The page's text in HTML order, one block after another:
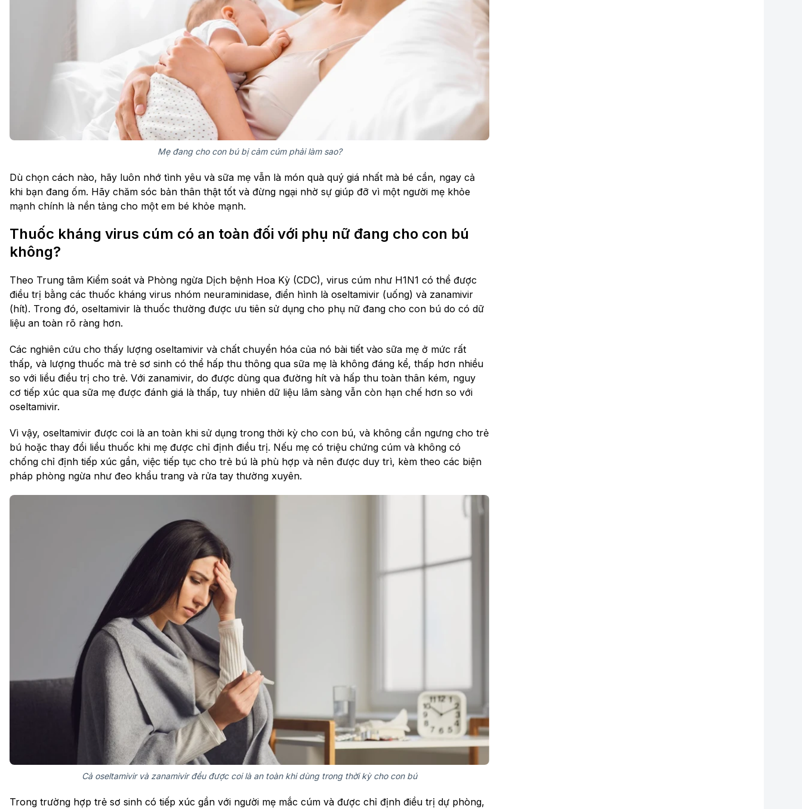
Mẹ đang cho con bú bị cảm cúm phải làm sao?
Dù chọn cách nào, hãy luôn nhớ tình yêu và sữa mẹ vẫn là món quà quý giá nhất mà bé cần, ngay cả
khi bạn đang ốm. Hãy chăm sóc bản thân thật tốt và đừng ngại nhờ sự giúp đỡ vì một người mẹ khỏe
mạnh chính là nền tảng cho một em bé khỏe mạnh.
Thuốc kháng virus cúm có an toàn đối với phụ nữ đang cho con bú
không?
Theo Trung tâm Kiểm soát và Phòng ngừa Dịch bệnh Hoa Kỳ (CDC), virus cúm như H1N1 có thể được
điều trị bằng các thuốc kháng virus nhóm neuraminidase, điển hình là oseltamivir (uống) và zanamivir
(hít). Trong đó, oseltamivir là thuốc thường được ưu tiên sử dụng cho phụ nữ đang cho con bú do có dữ
liệu an toàn rõ ràng hơn.
Các nghiên cứu cho thấy lượng oseltamivir và chất chuyển hóa của nó bài tiết vào sữa mẹ ở mức rất
thấp, và lượng thuốc mà trẻ sơ sinh có thể hấp thu thông qua sữa mẹ là không đáng kể, thấp hơn nhiều
so với liều điều trị cho trẻ. Với zanamivir, do được dùng qua đường hít và hấp thu toàn thân kém, nguy
cơ tiếp xúc qua sữa mẹ được đánh giá là thấp, tuy nhiên dữ liệu lâm sàng vẫn còn hạn chế hơn so với
oseltamivir.
Vì vậy, oseltamivir được coi là an toàn khi sử dụng trong thời kỳ cho con bú, và không cần ngưng cho trẻ
bú hoặc thay đổi liều thuốc khi mẹ được chỉ định điều trị. Nếu mẹ có triệu chứng cúm và không có
chống chỉ định tiếp xúc gần, việc tiếp tục cho trẻ bú là phù hợp và nên được duy trì, kèm theo các biện
pháp phòng ngừa như đeo khẩu trang và rửa tay thường xuyên.
Cả oseltamivir và zanamivir đều được coi là an toàn khi dùng trong thời kỳ cho con bú
Trong trường hợp trẻ sơ sinh có tiếp xúc gần với người mẹ mắc cúm và được chỉ định điều trị dự phòng,